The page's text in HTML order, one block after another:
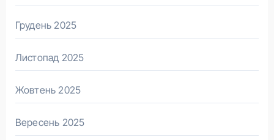
Грудень 2025
Листопад 2025
Жовтень 2025
Вересень 2025